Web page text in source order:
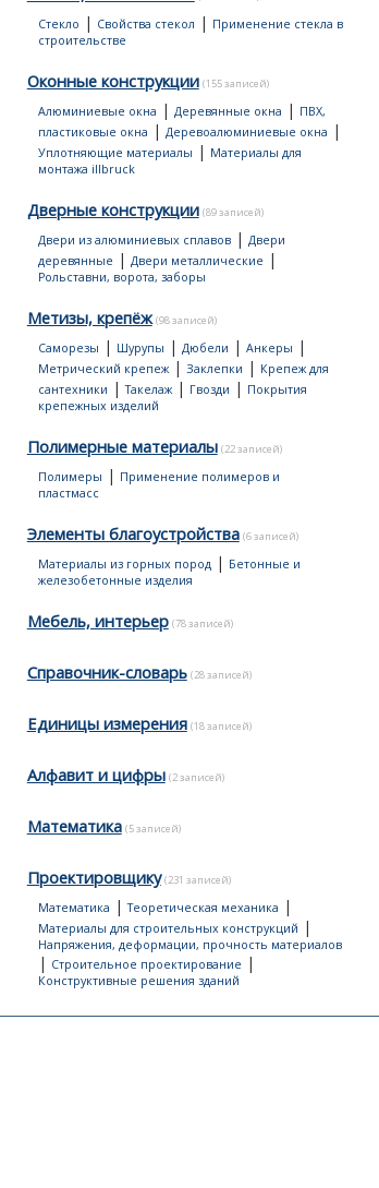
Стекло | Свойства стекол | Применение стекла в
строительстве
Оконные конструкции (155 записей)
Алюминиевые окна | Деревянные окна | ПВХ,
пластиковые окна | Деревоалюминиевые окна |
Уплотняющие материалы | Материалы для
монтажа illbruck
Дверные конструкции (89 записей)
Двери из алюминиевых сплавов| Двери
деревянные | Двери металлические |
Рольставни, ворота, заборы
Метизы, крепёж (98 записей)
Саморезы | Шурупы | Дюбели | Анкеры |
Метрический крепеж| Заклепки | Крепеж для
сантехники |Такелаж| Гвозди | Покрытия
крепежных изделий
Полимерные материалы (22 записей)
Полимеры | Применение полимеров и
пластмасс
Элементы благоустройства (6 записей)
Материалы из горных пород| Бетонные и
железобетонные изделия
Мебель, интерьер (78 записей)
Справочник-словарь (28 записей)
Единицы измерения (18 записей)
Алфавит и цифры (2 записей)
Математика (5 записей)
Проектировщику (231 записей)
Математика |Теоретическая механика |
Материалы для строительных конструкций |
Напряжения, деформации, прочность материалов
| Строительное проектирование |
Конструктивные решения зданий